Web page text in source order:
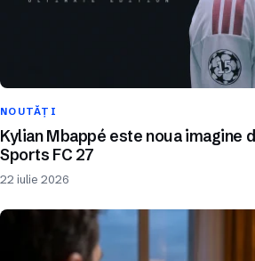
NOUTĂȚI
Kylian Mbappé este noua imagine
Sports FC 27
22 iulie 2026